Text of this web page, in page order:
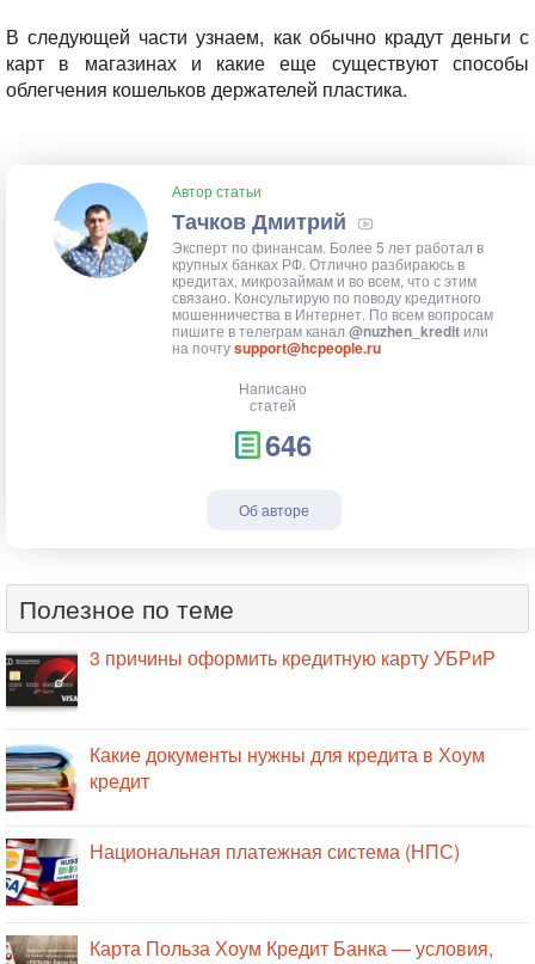
В следующей части узнаем, как обычно крадут деньги с
карт в магазинах и какие еще существуют способы
облегчения кошельков держателей пластика.
Автор статьи
Тачков Дмитрий
Эксперт по финансам. Более 5 лет работал в
крупных банках РФ. Отлично разбираюсь в
кредитах, микрозаймам и во всем, что с этим
связано. Консультирую по поводу кредитного
мошенничества в Интернет. По всем вопросам
пишите в телеграм канал @nuzhen_kredit или
на почтуsupport@hcpeople.ru
Написано
статей
646
Об авторе
Полезное по теме
3 причины оформить кредитную карту УБРиР
Какие документы нужны для кредита в Хоум
кредит
Национальная платежная система (НПС)
Карта Польза Хоум Кредит Банка — условия,